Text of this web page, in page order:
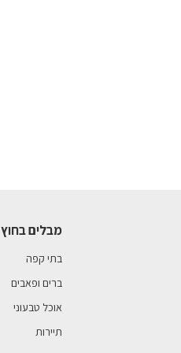
מבלים בחוץ
בתי קפה
ברים ופאבים
אוכל טבעוני
תיירות